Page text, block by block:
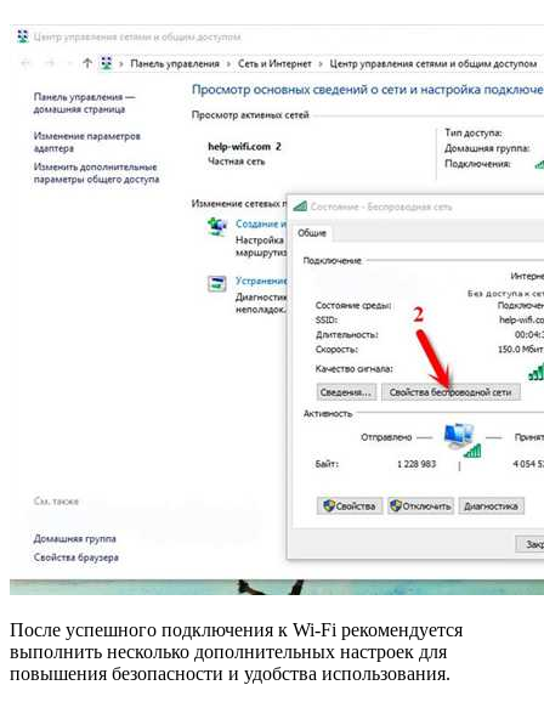
После успешного подключения к Wi-Fi рекомендуется
выполнить несколько дополнительных настроек для
повышения безопасности и удобства использования.